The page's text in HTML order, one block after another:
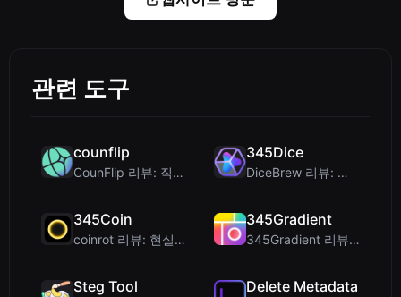
관련 도구
counflip
CounFlip 리뷰: 직감을 깨닫게 해주는 간단한 동전 던지기 도구
345Dice
DiceBrew 리뷰: 테이블탑 게이머를 위한 프라이버시 우선 3D 주사위 롤러
345Coin
coinrot 리뷰: 현실적인 확률과 의사 결정을 위한 3D 동전 뒤집기
345Gradient
345Gradient 리뷰: 디자이너를 위한 빠르고 프라이빗한 2K 그라데이션 생성기
Steg Tool Delete Metadata